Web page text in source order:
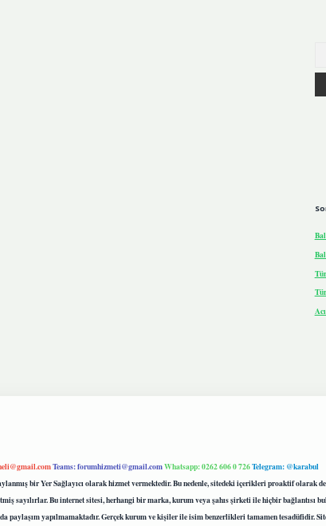
Teams:forumhizmeti@gmail.comWhatsapp: 0262 606 0 726Telegram: @karabul
bir Yer Sağlayıcı olarak hizmet vermektedir. Bu nedenle, sitedeki içerikleri proaktif olarak
Bu internet sitesi, herhangi bir marka, kurum veya şahıs şirketi ile hiçbir bağlantısı
yapılmamaktadır. Gerçek kurum ve kişiler ile isim benzerlikleri tamamen tesadüfidir.